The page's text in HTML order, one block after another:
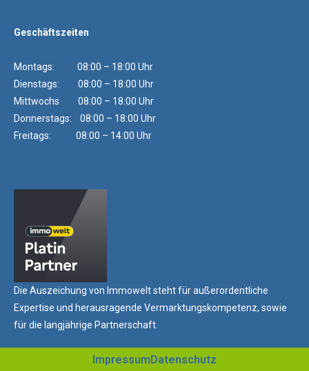
Geschäftszeiten
Montags: 08:00 – 18:00 Uhr
Dienstags: 08:00 – 18:00 Uhr
Mittwochs 08:00 – 18:00 Uhr
Donnerstags: 08:00 – 18:00 Uhr
Freitags: 08:00 – 14:00 Uhr
Die Auszeichung von Immowelt steht für außerordentliche
Expertise und herausragende Vermarktungskompetenz, sowie
für die langjährige Partnerschaft.
Impressum Datenschutz